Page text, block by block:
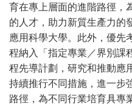
育在專上層面的進階路徑，
的人才，助力新質生產力的
應用科學大學。此外，優先
程納入「指定專業／界別課
程先導計劃，研究和推動應
持續推行不同措施，進一步
路徑，為不同行業培育具專